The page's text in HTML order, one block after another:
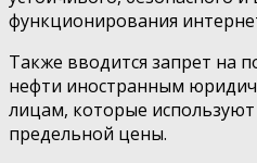
функционирования
Также вводится запрет на
нефти иностранным
лицам, которые
предельной цены.